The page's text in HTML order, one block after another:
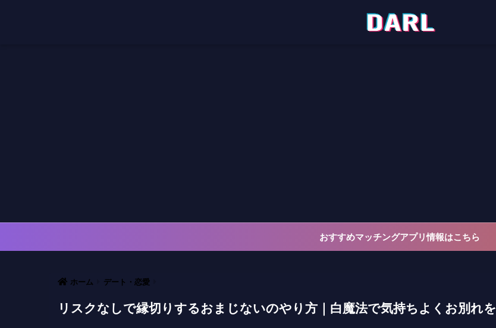
おすすめマッチングアプリ情報はこちら
ホーム デート・恋愛
リスクなしで縁切りするおまじないのやり方｜白魔法で気持ちよくお別れを